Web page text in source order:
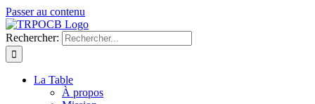
Passer au contenu
Rechercher:
La Table
À propos